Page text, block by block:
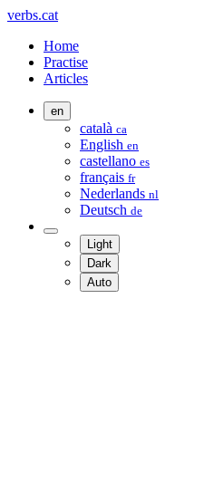
verbs.cat
Home
Practise
Articles
en
català ca
English en
castellano es
français fr
Nederlands nl
Deutsch de
Light
Dark
Auto